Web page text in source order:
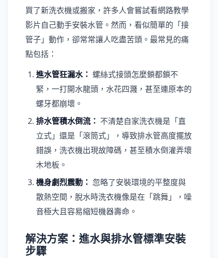
買了新洗衣機或搬家，許多人會嘗試看網路教學
影片自己動手安裝水管。然而，看似簡單的「接
管子」動作，卻常常讓人吃盡苦頭。最常見的痛
點包括：
進水管狂漏水： 螺絲式接頭怎麼鎖都鎖不
緊，一打開水龍頭，水花四濺，甚至連原本的
螺牙都崩壞。
排水管積水倒流： 不清楚自家洗衣機是「直
立式」還是「滾筒式」，導致排水管高度擺放
錯誤，洗衣機出現故障碼，甚至積水倒灌弄壞
木地板。
機身劇烈震動： 忽略了安裝環境的平整度與
散熱空間，脫水時洗衣機像是在「跳舞」，噪
音極大且容易縮短機器壽命。
解決方案：進水與排水管標準安裝
步驟